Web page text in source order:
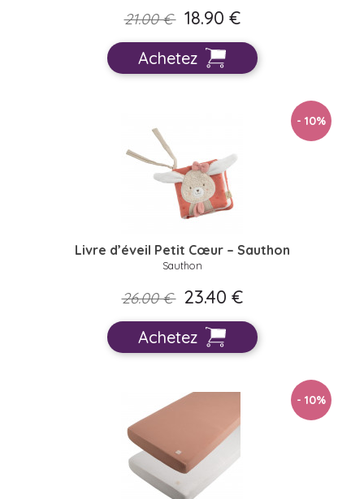
21.00 € 18.90 €
Achetez
- 10%
Livre d’éveil Petit Cœur – Sauthon
Sauthon
26.00 € 23.40 €
Achetez
- 10%